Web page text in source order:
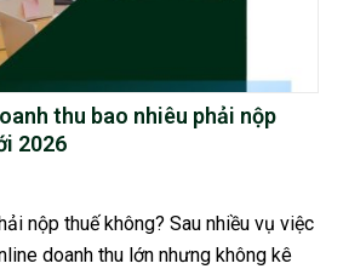
thu bao nhiêu phải nộp
2026
nộp thuế không? Sau nhiều vụ việc
doanh thu lớn nhưng không kê